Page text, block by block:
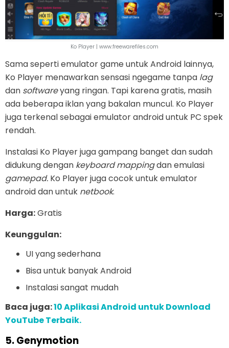
Ko Player | www.freewarefiles.com
Sama seperti emulator game untuk Android lainnya,
Ko Player menawarkan sensasi ngegame tanpa lag
dan softwareyang ringan. Tapi karena gratis, masih
ada beberapa iklan yang bakalan muncul. Ko Player
juga terkenal sebagai emulator android untuk PC spek
rendah.
Instalasi Ko Player juga gampang banget dan sudah
didukung dengan keyboard mappingdan emulasi
gamepad. Ko Player juga cocok untuk emulator
android dan untuk netbook.
Harga:Gratis
Keunggulan:
UI yang sederhana
Bisa untuk banyak Android
Instalasi sangat mudah
Baca juga:10 Aplikasi Android untuk Download
YouTube Terbaik.
5. Genymotion